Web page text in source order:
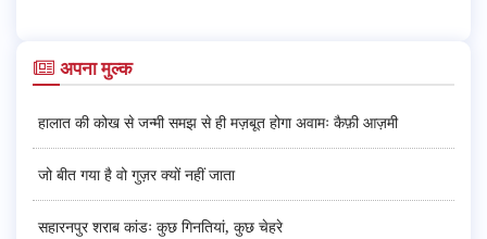
अपना मुल्क
हालात की कोख से जन्मी समझ से ही मज़बूत होगा अवामः कैफ़ी आज़मी
जो बीत गया है वो गुज़र क्यों नहीं जाता
सहारनपुर शराब कांडः कुछ गिनतियां, कुछ चेहरे